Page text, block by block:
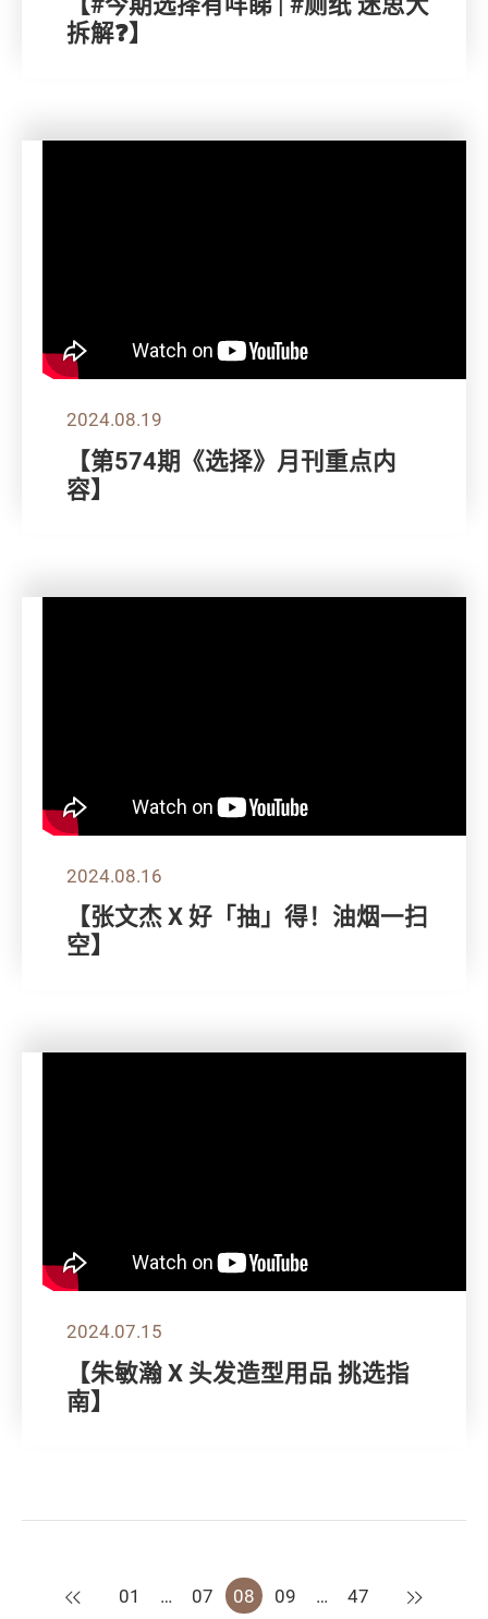
拆解❓】
2024.08.19
【第574期《选择》月刊重点内
容】
2024.08.16
【张文杰 X 好「抽」得！油烟一扫
空】
2024.07.15
【朱敏瀚 X 头发造型用品 挑选指
南】
上一页
01 … 07 08 09 … 47 下一页